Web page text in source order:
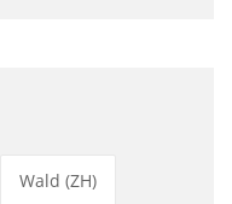
Wald (ZH)